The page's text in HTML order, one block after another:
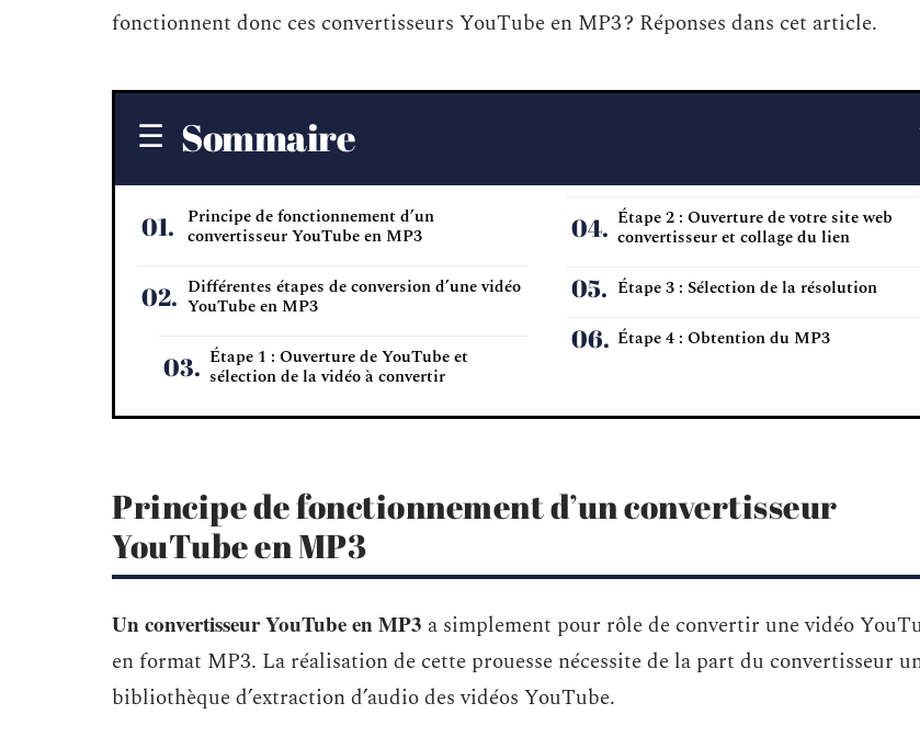
fonctionnent donc ces convertisseurs YouTube en MP3 ? Réponses dans cet article.
Sommaire
Principe de fonctionnement d’un
convertisseur YouTube en MP3
Différentes étapes de conversion d’une vidéo
YouTube en MP3
Étape 1 : Ouverture de YouTube et
sélection de la vidéo à convertir
Étape 2 : Ouverture de votre site web
convertisseur et collage du lien
Étape 3 : Sélection de la résolution
Étape 4 : Obtention du MP3
Principe de fonctionnement d’un convertisseur
YouTube en MP3
Un convertisseur YouTube en MP3 a simplement pour rôle de convertir une vidéo
en format MP3. La réalisation de cette prouesse nécessite de la part du convertisseur
bibliothèque d’extraction d’audio des vidéos YouTube.